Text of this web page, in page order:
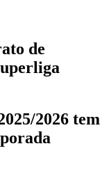
de
2026 tem